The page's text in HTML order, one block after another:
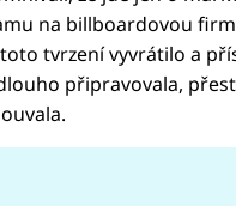
na billboardovou
tvrzení vyvrátilo a
připravovala,